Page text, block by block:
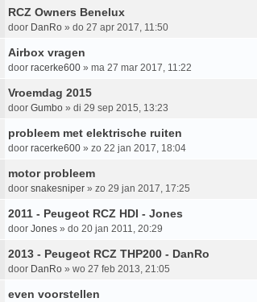
RCZ Owners Benelux
door DanRo » do 27 apr 2017, 11:50
Airbox vragen
door racerke600 » ma 27 mar 2017, 11:22
Vroemdag 2015
door Gumbo » di 29 sep 2015, 13:23
probleem met elektrische ruiten
door racerke600 » zo 22 jan 2017, 18:04
motor probleem
door snakesniper » zo 29 jan 2017, 17:25
2011 - Peugeot RCZ HDI - Jones
door Jones » do 20 jan 2011, 20:29
2013 - Peugeot RCZ THP200 - DanRo
door DanRo » wo 27 feb 2013, 21:05
even voorstellen